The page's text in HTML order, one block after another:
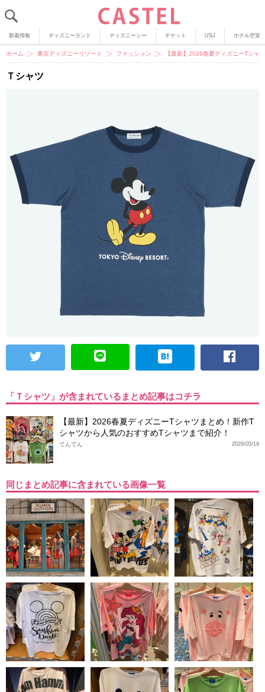
新着情報 ディズニーランド ディズニーシー チケット USJ ホテル空室
ホーム 東京ディズニーリゾート ファッション 【最新】2026春夏ディズニーTシャ
Ｔシャツ
「Ｔシャツ」が含まれているまとめ記事はコチラ
【最新】2026春夏ディズニーTシャツまとめ！新作T
シャツから人気のおすすめTシャツまで紹介！
2026/05/19
てんてん
同じまとめ記事に含まれている画像一覧